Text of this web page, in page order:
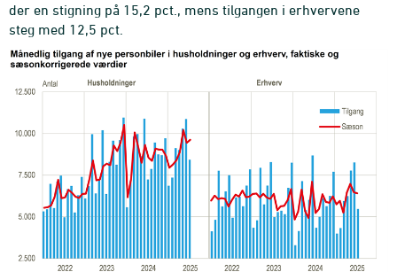
der en stigning på 15,2 pct., mens tilgangen i erhvervene
steg med 12,5 pct.